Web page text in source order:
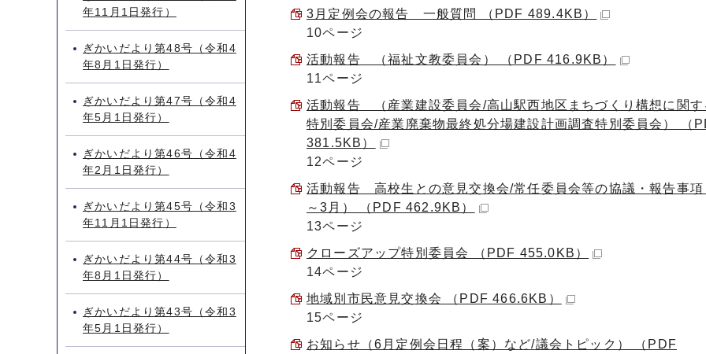
3月定例会の報告 一般質問 （PDF 489.4KB）
10ページ
活動報告 （福祉文教委員会） （PDF 416.9KB）
11ページ
活動報告 （産業建設委員会/高山駅西地区まちづくり構想に関す
特別委員会/産業廃棄物最終処分場建設計画調査特別委員会） （
381.5KB）
12ページ
活動報告 高校生との意見交換会/常任委員会等の協議・報告事
～3月） （PDF 462.9KB）
13ページ
クローズアップ特別委員会 （PDF 455.0KB）
14ページ
地域別市民意見交換会 （PDF 466.6KB）
15ページ
お知らせ（6月定例会日程（案）など/議会トピック） （PDF
年11月1日発行）
ぎかいだより第48号（令和4
年8月1日発行）
ぎかいだより第47号（令和4
年5月1日発行）
ぎかいだより第46号（令和4
年2月1日発行）
ぎかいだより第45号（令和3
年11月1日発行）
ぎかいだより第44号（令和3
年8月1日発行）
ぎかいだより第43号（令和3
年5月1日発行）